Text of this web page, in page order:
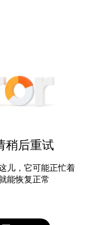
稍后重试
儿，它可能正忙着
能恢复正常